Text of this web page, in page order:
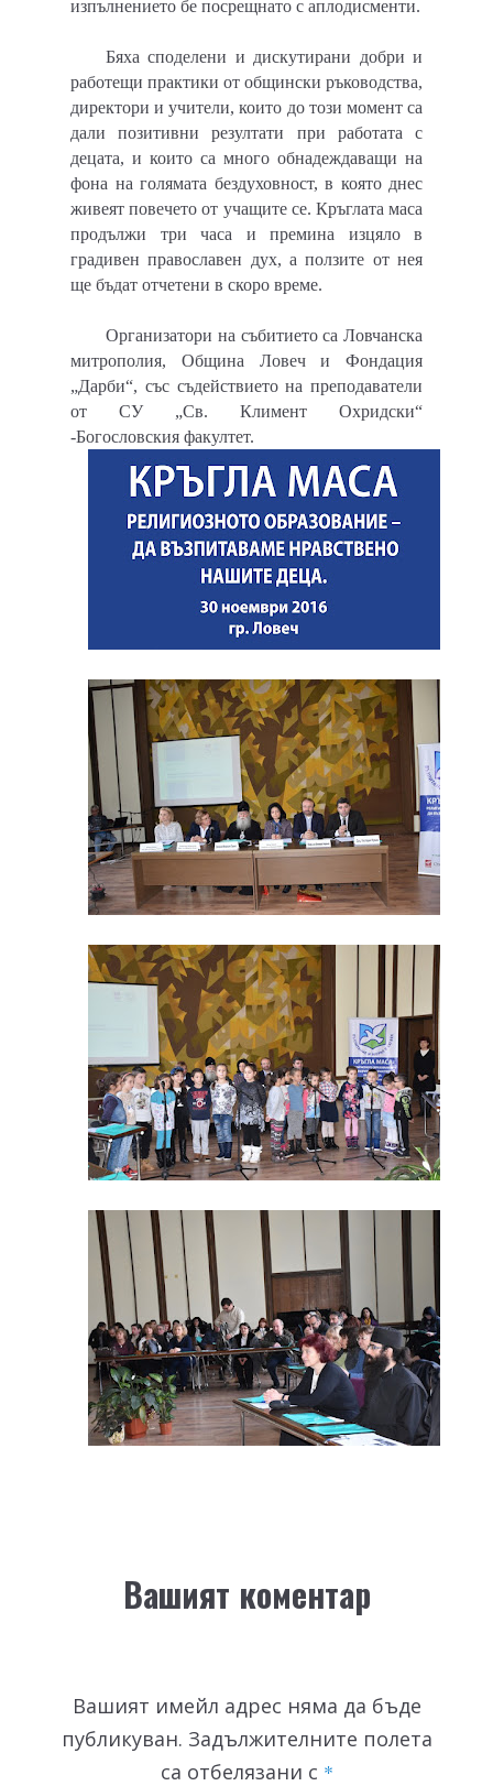
изпълнението бе посрещнато с аплодисменти.
Бяха споделени и дискутирани добри и
работещи практики от общински ръководства,
директори и учители, които до този момент са
дали позитивни резултати при работата с
децата, и които са много обнадеждаващи на
фона на голямата бездуховност, в която днес
живеят повечето от учащите се. Кръглата маса
продължи три часа и премина изцяло в
градивен православен дух, а ползите от нея
ще бъдат отчетени в скоро време.
Организатори на събитието са Ловчанска
митрополия, Община Ловеч и Фондация
„Дарби“, със съдействието на преподаватели
от СУ „Св. Климент Охридски“
-Богословския факултет.
Вашият коментар
Вашият имейл адрес няма да бъде
публикуван. Задължителните полета
са отбелязани с *